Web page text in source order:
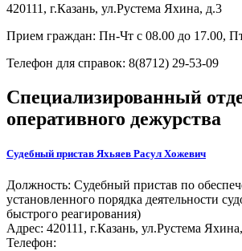
420111, г.Казань, ул.Рустема Яхина, д.3
Прием граждан: Пн-Чт с 08.00 до 17.00,
Телефон для справок: 8(8712) 29-53-09
Специализированный
оперативного дежурства
Судебный пристав Яхьяев Расул Хожевич
Должность: Судебный пристав по
установленного порядка деятельности
быстрого реагирования)
Адрес: 420111, г.Казань, ул.Рустема
Телефон: